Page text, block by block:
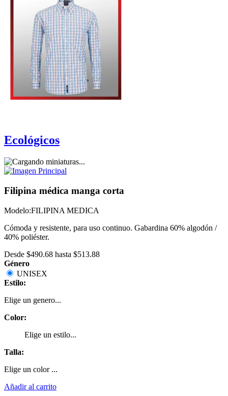
Ecológicos
Filipina médica manga corta
Modelo:FILIPINA MEDICA
Cómoda y resistente, para uso continuo. Gabardina 60% algodón /
40% poliéster.
Desde $490.68 hasta $513.88
Género
UNISEX
Estilo:
Elige un genero...
Color:
Elige un estilo...
Talla:
Elige un color ...
Añadir al carrito